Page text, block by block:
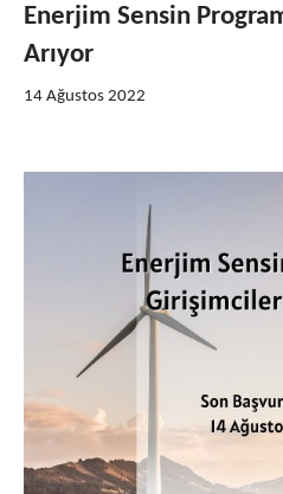
Enerjim Sensin
Arıyor
14 Ağustos 2022